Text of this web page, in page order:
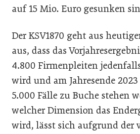
auf 15 Mio. Euro gesunken
Der KSV1870 geht aus
aus, dass das
4.800 Firmenpleiten
wird und am Jahresende
5.000 Fälle zu Buche stehen
welcher Dimension das
wird, lässt sich aufgrund der